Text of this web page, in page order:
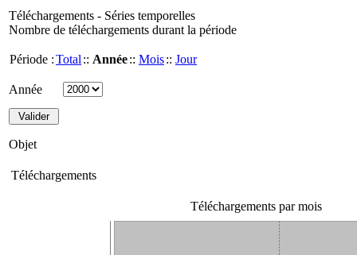
Téléchargements - Séries temporelles
Nombre de téléchargements durant la période
Période :Total :: Année:: Mois:: Jour
Année
Objet
Téléchargements
Téléchargements par mois